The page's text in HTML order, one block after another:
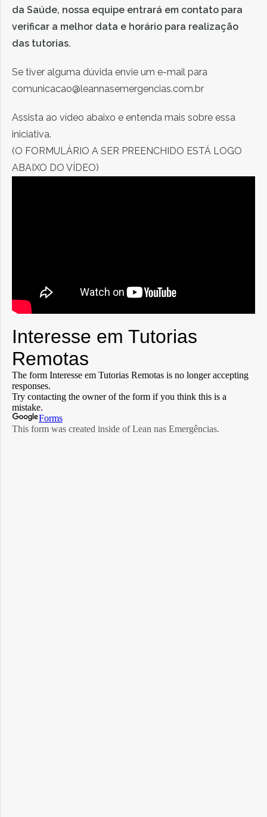
da Saúde, nossa equipe entrará em contato para
verificar a melhor data e horário para realização
das tutorias.
Se tiver alguma dúvida envie um e-mail para
comunicacao@leannasemergencias.com.br
Assista ao vídeo abaixo e entenda mais sobre essa
iniciativa.
(O FORMULÁRIO A SER PREENCHIDO ESTÁ LOGO
ABAIXO DO VÍDEO)